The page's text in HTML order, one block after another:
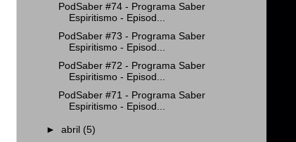
PodSaber #74 - Programa Saber
Espiritismo - Episod...
PodSaber #73 - Programa Saber
Espiritismo - Episod...
PodSaber #72 - Programa Saber
Espiritismo - Episod...
PodSaber #71 - Programa Saber
Espiritismo - Episod...
►abril (5)